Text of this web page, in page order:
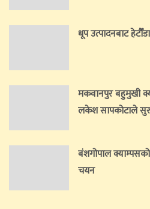
धूप उत्पादनबाट
मकवानपुर बहुमुखी
लकेश सापकोटाले
बंशगोपाल क्याम्पसको
चयन